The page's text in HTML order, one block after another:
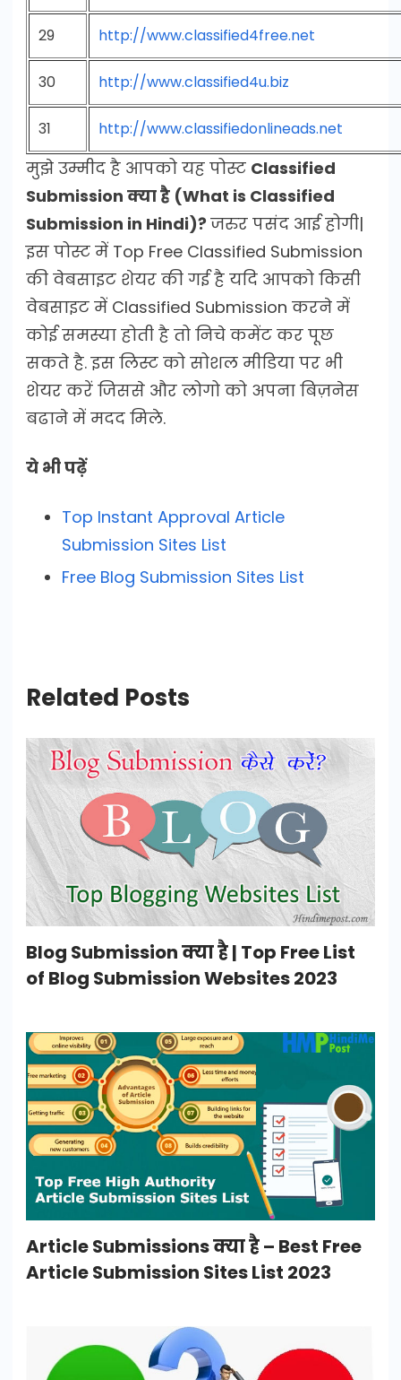
29 http://www.classified4free.net
30 http://www.classified4u.biz
31 http://www.classifiedonlineads.net
मुझे उम्मीद है आपको यह पोस्ट Classified
Submission क्या है (What is Classified
Submission in Hindi)? जरुर पसंद आई होगी|
इस पोस्ट में Top Free Classified Submission
की वेबसाइट शेयर की गई है यदि आपको किसी
वेबसाइट में Classified Submission करने में
कोई समस्या होती है तो निचे कमेंट कर पूछ
सकते है. इस लिस्ट को सोशल मीडिया पर भी
शेयर करें जिससे और लोगो को अपना बिज़नेस
बढाने में मदद मिले.
ये भी पढ़ें
Top Instant Approval Article
Submission Sites List
Free Blog Submission Sites List
Related Posts
Blog Submission क्या है | Top Free List
of Blog Submission Websites 2023
Article Submissions क्या है – Best Free
Article Submission Sites List 2023